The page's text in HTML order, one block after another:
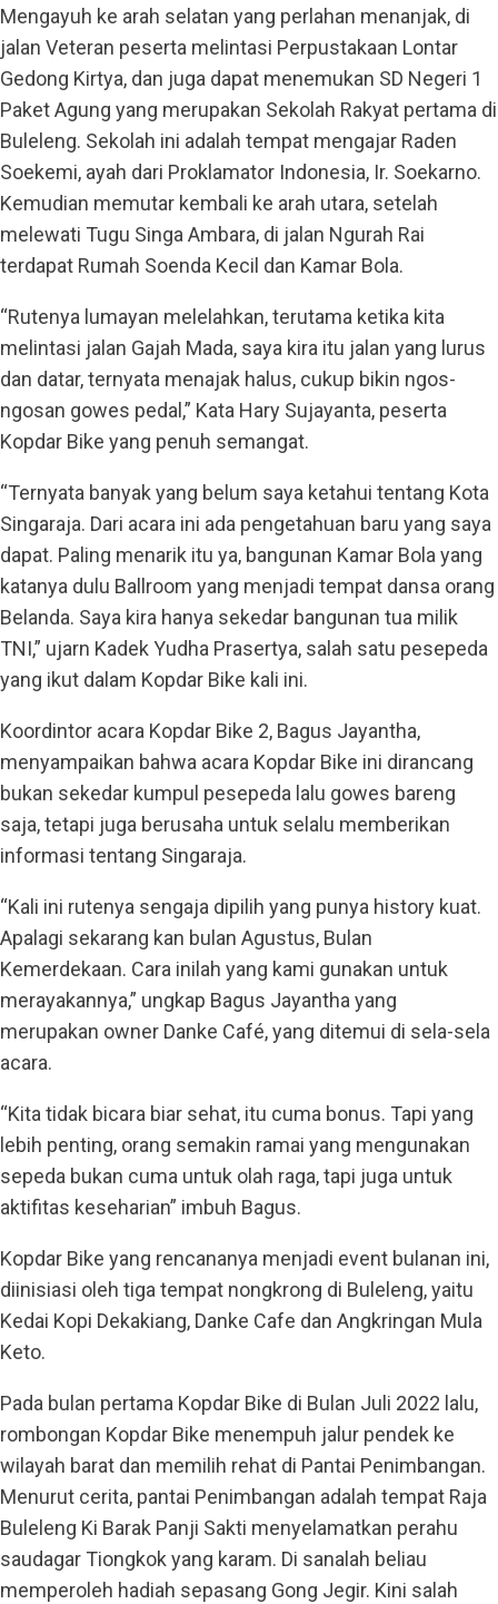
Mengayuh ke arah selatan yang perlahan menanjak, di
jalan Veteran peserta melintasi Perpustakaan Lontar
Gedong Kirtya, dan juga dapat menemukan SD Negeri 1
Paket Agung yang merupakan Sekolah Rakyat pertama di
Buleleng. Sekolah ini adalah tempat mengajar Raden
Soekemi, ayah dari Proklamator Indonesia, Ir. Soekarno.
Kemudian memutar kembali ke arah utara, setelah
melewati Tugu Singa Ambara, di jalan Ngurah Rai
terdapat Rumah Soenda Kecil dan Kamar Bola.
“Rutenya lumayan melelahkan, terutama ketika kita
melintasi jalan Gajah Mada, saya kira itu jalan yang lurus
dan datar, ternyata menajak halus, cukup bikin ngos-
ngosan gowes pedal,” Kata Hary Sujayanta, peserta
Kopdar Bike yang penuh semangat.
“Ternyata banyak yang belum saya ketahui tentang Kota
Singaraja. Dari acara ini ada pengetahuan baru yang saya
dapat. Paling menarik itu ya, bangunan Kamar Bola yang
katanya dulu Ballroom yang menjadi tempat dansa orang
Belanda. Saya kira hanya sekedar bangunan tua milik
TNI,” ujarn Kadek Yudha Prasertya, salah satu pesepeda
yang ikut dalam Kopdar Bike kali ini.
Koordintor acara Kopdar Bike 2, Bagus Jayantha,
menyampaikan bahwa acara Kopdar Bike ini dirancang
bukan sekedar kumpul pesepeda lalu gowes bareng
saja, tetapi juga berusaha untuk selalu memberikan
informasi tentang Singaraja.
“Kali ini rutenya sengaja dipilih yang punya history kuat.
Apalagi sekarang kan bulan Agustus, Bulan
Kemerdekaan. Cara inilah yang kami gunakan untuk
merayakannya,” ungkap Bagus Jayantha yang
merupakan owner Danke Café, yang ditemui di sela-sela
acara.
“Kita tidak bicara biar sehat, itu cuma bonus. Tapi yang
lebih penting, orang semakin ramai yang mengunakan
sepeda bukan cuma untuk olah raga, tapi juga untuk
aktifitas keseharian” imbuh Bagus.
Kopdar Bike yang rencananya menjadi event bulanan ini,
diinisiasi oleh tiga tempat nongkrong di Buleleng, yaitu
Kedai Kopi Dekakiang, Danke Cafe dan Angkringan Mula
Keto.
Pada bulan pertama Kopdar Bike di Bulan Juli 2022 lalu,
rombongan Kopdar Bike menempuh jalur pendek ke
wilayah barat dan memilih rehat di Pantai Penimbangan.
Menurut cerita, pantai Penimbangan adalah tempat Raja
Buleleng Ki Barak Panji Sakti menyelamatkan perahu
saudagar Tiongkok yang karam. Di sanalah beliau
memperoleh hadiah sepasang Gong Jegir. Kini salah